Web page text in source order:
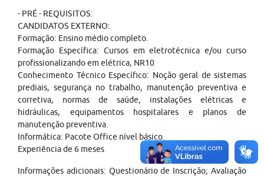
- PRÉ - REQUISITOS:
CANDIDATOS EXTERNO:
Formação: Ensino médio completo.
Formação Específica: Cursos em eletrotécnica e/ou curso
profissionalizando em elétrica, NR10
Conhecimento Técnico Específico: Noção geral de sistemas
prediais, segurança no trabalho, manutenção preventiva e
corretiva, normas de saúde, instalações elétricas e
hidráulicas, equipamentos hospitalares e planos de
manutenção preventiva.
Informática: Pacote Office nível básico.
Experiência de 6 meses
Informações adicionais: Questionário de Inscrição; Avaliação